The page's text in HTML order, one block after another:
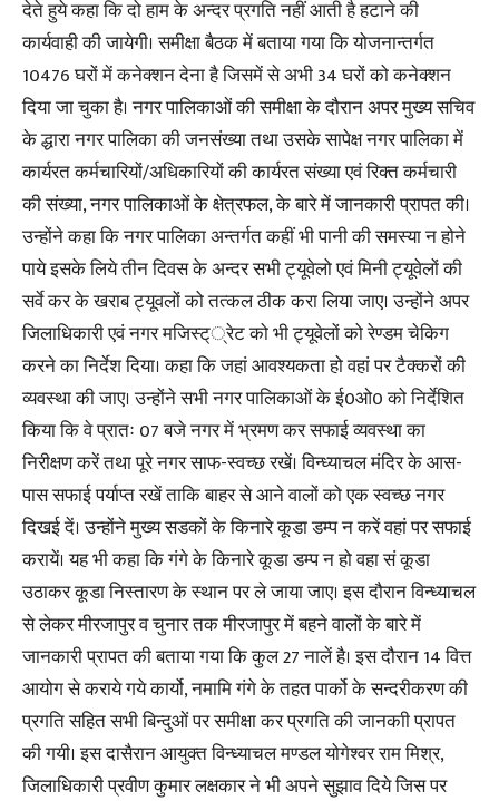
देते हुये कहा कि दो हाम के अन्दर प्रगति नहीं आती है हटाने की
कार्यवाही की जायेगी। समीक्षा बैठक में बताया गया कि योजनान्तर्गत
10476 घरों में कनेक्शन देना है जिसमें से अभी 34 घरों को कनेक्शन
दिया जा चुका है। नगर पालिकाओं की समीक्षा के दौरान अपर मुख्य सचिव
के द्धारा नगर पालिका की जनसंख्या तथा उसके सापेक्ष नगर पालिका में
कार्यरत कर्मचारियों/अधिकारियों की कार्यरत संख्या एवं रिक्त कर्मचारी
की संख्या, नगर पालिकाओं के क्षेत्रफल, के बारे में जानकारी प्रापत की।
उन्होंने कहा कि नगर पालिका अन्तर्गत कहीं भी पानी की समस्या न होने
पाये इसके लिये तीन दिवस के अन्दर सभी ट्यूवेलो एवं मिनी ट्यूवेलों की
सर्वे कर के खराब ट्यूवलों को तत्कल ठीक करा लिया जाए। उन्होंने अपर
जिलाधिकारी एवं नगर मजिस्ट््रेट को भी ट्यूवेलों को रेण्डम चेकिग
करने का निर्देश दिया। कहा कि जहां आवश्यकता हो वहां पर टैक्करों की
व्यवस्था की जाए। उन्होंने सभी नगर पालिकाओं के ई0ओ0 को निर्देशित
किया कि वे प्रातः 07 बजे नगर में भ्रमण कर सफाई व्यवस्था का
निरीक्षण करें तथा पूरे नगर साफ-स्वच्छ रखें। विन्ध्याचल मंदिर के आस-
पास सफाई पर्याप्त रखें ताकि बाहर से आने वालों को एक स्वच्छ नगर
दिखई दें। उन्होंने मुख्य सडकों के किनारे कूडा डम्प न करें वहां पर सफाई
करायें। यह भी कहा कि गंगे के किनारे कूडा डम्प न हो वहा सं कूडा
उठाकर कूडा निस्तारण के स्थान पर ले जाया जाए। इस दौरान विन्ध्याचल
से लेकर मीरजापुर व चुनार तक मीरजापुर में बहने वालों के बारे में
जानकारी प्रापत की बताया गया कि कुल 27 नालें है। इस दौरान 14 वित्त
आयोग से कराये गये कार्यो, नमामि गंगे के तहत पार्को के सन्दरीकरण की
प्रगति सहित सभी बिन्दुओं पर समीक्षा कर प्रगति की जानकाी प्रापत
की गयी। इस दासैरान आयुक्त विन्ध्याचल मण्डल योगेश्वर राम मिश्र,
जिलाधिकारी प्रवीण कुमार लक्षकार ने भी अपने सुझाव दिये जिस पर